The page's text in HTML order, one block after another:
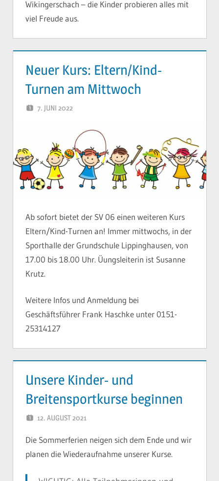
Wikingerschach – die Kinder probieren alles mit
viel Freude aus.
Neuer Kurs: Eltern/Kind-
Turnen am Mittwoch
7. JUNI 2022
Ab sofort bietet der SV 06 einen weiteren Kurs
Eltern/Kind-Turnen an! Immer mittwochs, in der
Sporthalle der Grundschule Lippinghausen, von
17.00 bis 18.00 Uhr. Üungsleiterin ist Susanne
Krutz.
Weitere Infos und Anmeldung bei
Geschäftsführer Frank Haschke unter 0151-
25314127
Unsere Kinder- und
Breitensportkurse beginnen
12. AUGUST 2021
Die Sommerferien neigen sich dem Ende und wir
planen die Wiederaufnahme unserer Kurse.